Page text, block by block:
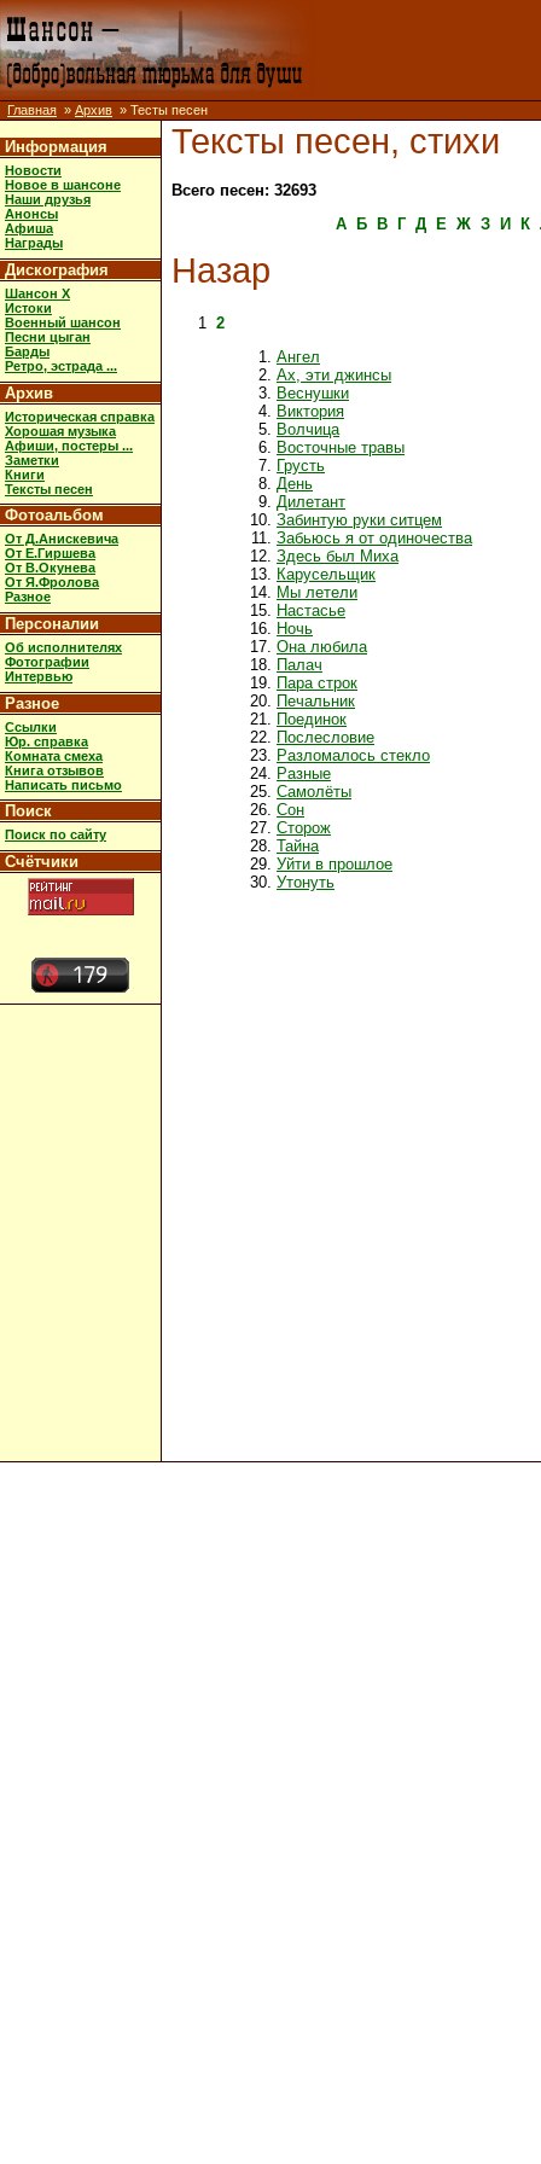
Главная » Архив » Тесты песен
Информация
Новости
Новое в шансоне
Наши друзья
Анонсы
Афиша
Награды
Дискография
Шансон X
Истоки
Военный шансон
Песни цыган
Барды
Ретро, эстрада ...
Архив
Историческая справка
Хорошая музыка
Афиши, постеры ...
Заметки
Книги
Тексты песен
Фотоальбом
От Д.Анискевича
От Е.Гиршева
От В.Окунева
От Я.Фролова
Разное
Персоналии
Об исполнителях
Фотографии
Интервью
Разное
Ссылки
Юр. справка
Комната смеха
Книга отзывов
Написать письмо
Поиск
Поиск по сайту
Счётчики
Тексты песен, стихи
Всего песен: 32693
А
Б В Г Д Е Ж З И К
Назар
1 2
Ангел
Ах, эти джинсы
Веснушки
Виктория
Волчица
Восточные травы
Грусть
День
Дилетант
Забинтую руки ситцем
Забьюсь я от одиночества
Здесь был Миха
Карусельщик
Мы летели
Настасье
Ночь
Она любила
Палач
Пара строк
Печальник
Поединок
Послесловие
Разломалось стекло
Разные
Самолёты
Сон
Сторож
Тайна
Уйти в прошлое
Утонуть